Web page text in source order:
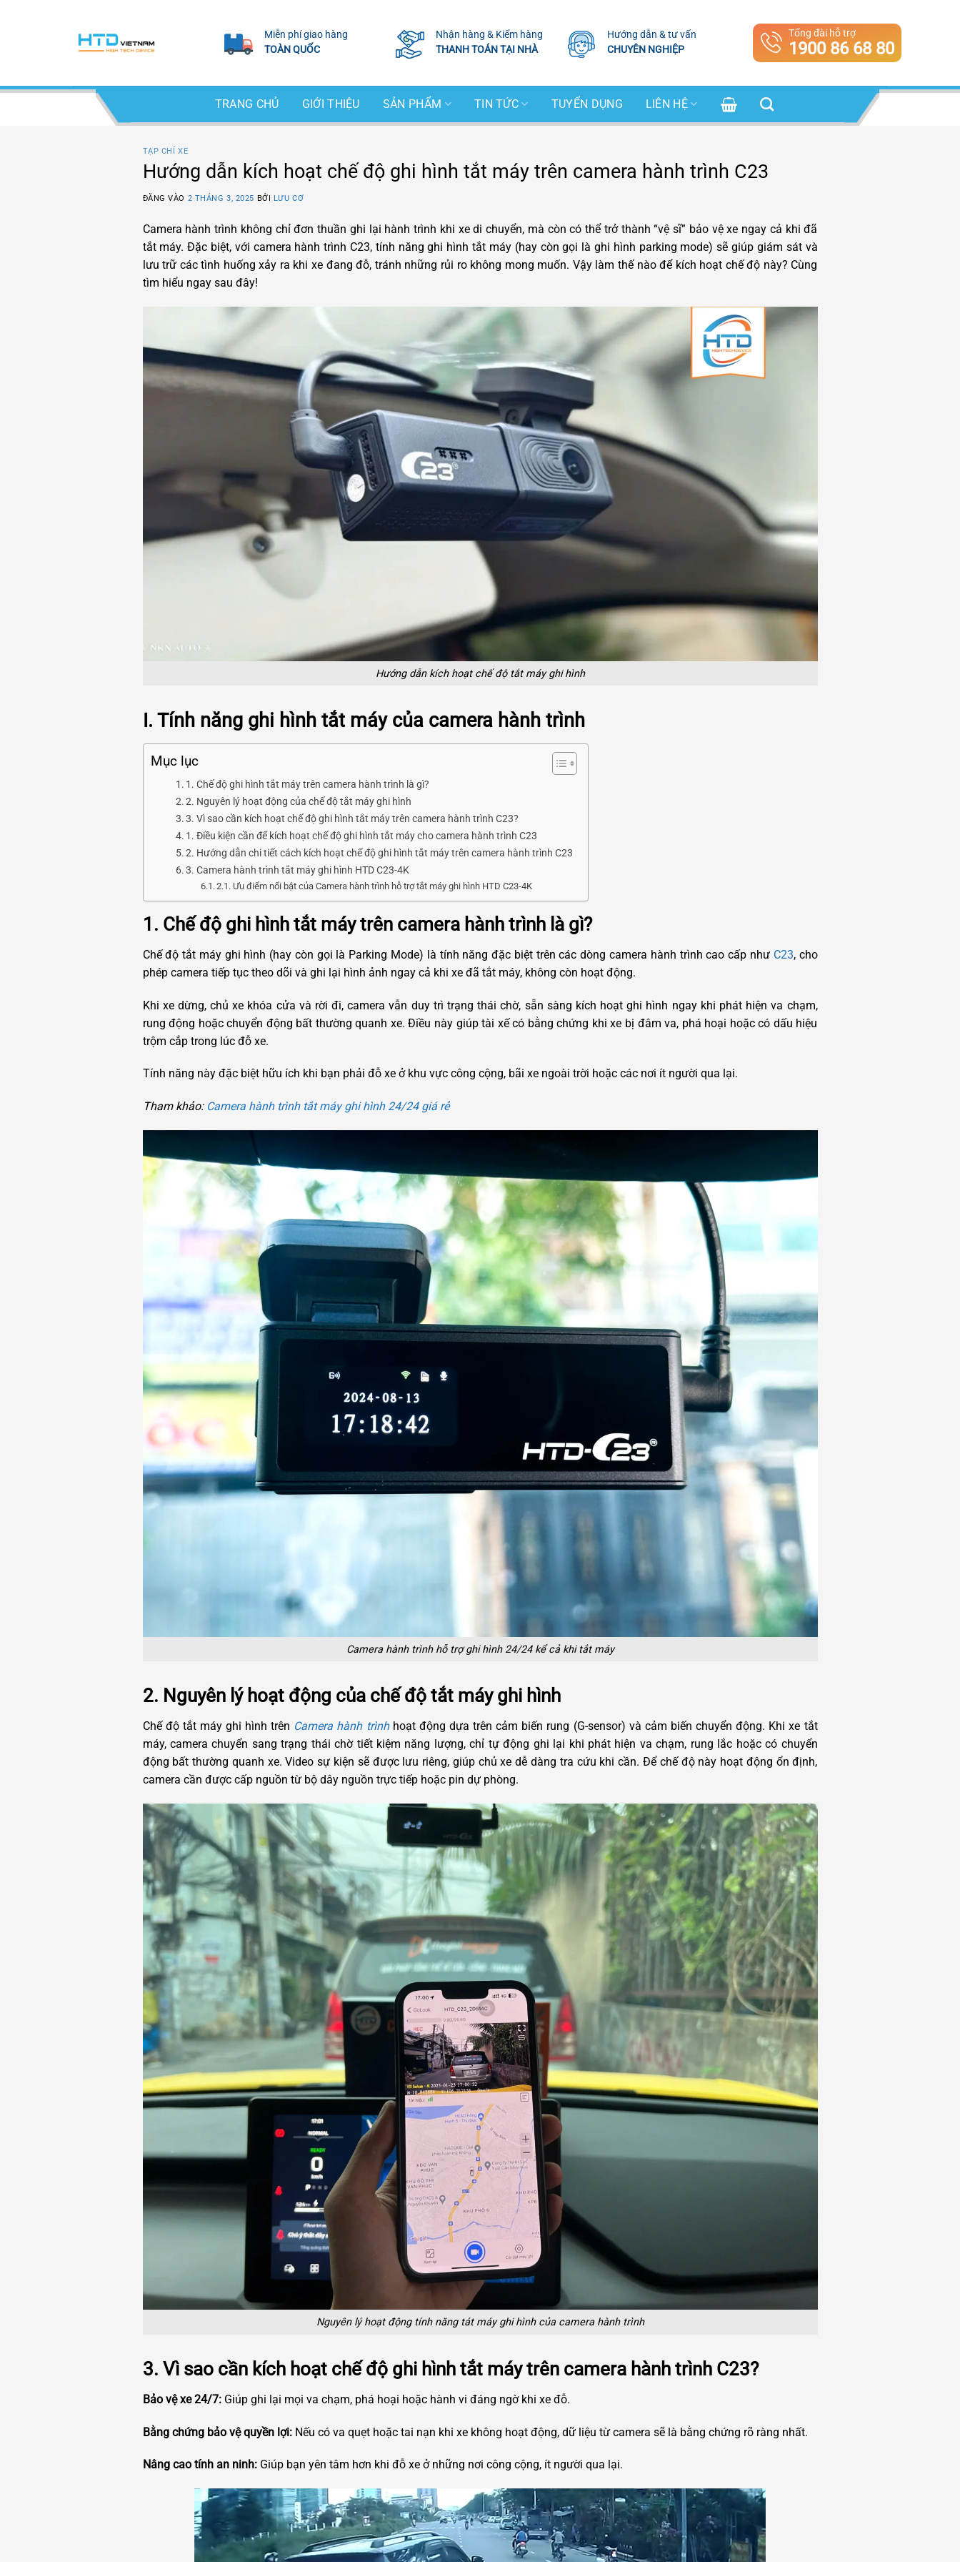
Miễn phí giao hàng
TOÀN QUỐC
Nhận hàng & Kiểm hàng
THANH TOÁN TẠI NHÀ
Hướng dẫn & tư vấn
CHUYÊN NGHIỆP
Tổng đài hỗ trợ
1900 86 68 80
TRANG CHỦ GIỚI THIỆU SẢN PHẨM TIN TỨC TUYỂN DỤNG LIÊN HỆ
TẠP CHÍ XE
Hướng dẫn kích hoạt chế độ ghi hình tắt máy trên camera hành trình C23
ĐĂNG VÀO 2 THÁNG 3, 2025 BỞI LƯU CƠ
Camera hành trình không chỉ đơn thuần ghi lại hành trình khi xe di chuyển, mà còn có thể trở thành “vệ sĩ” bảo vệ xe ngay cả khi đã
tắt máy. Đặc biệt, với camera hành trình C23, tính năng ghi hình tắt máy (hay còn gọi là ghi hình parking mode) sẽ giúp giám sát và
lưu trữ các tình huống xảy ra khi xe đang đỗ, tránh những rủi ro không mong muốn. Vậy làm thế nào để kích hoạt chế độ này? Cùng
tìm hiểu ngay sau đây!
Hướng dẫn kích hoạt chế độ tắt máy ghi hình
I. Tính năng ghi hình tắt máy của camera hành trình
Mục lục
1. Chế độ ghi hình tắt máy trên camera hành trình là gì?
2. Nguyên lý hoạt động của chế độ tắt máy ghi hình
3. Vì sao cần kích hoạt chế độ ghi hình tắt máy trên camera hành trình C23?
1. Điều kiện cần để kích hoạt chế độ ghi hình tắt máy cho camera hành trình C23
2. Hướng dẫn chi tiết cách kích hoạt chế độ ghi hình tắt máy trên camera hành trình C23
3. Camera hành trình tắt máy ghi hình HTD C23-4K
2.1. Ưu điểm nổi bật của Camera hành trình hỗ trợ tắt máy ghi hình HTD C23-4K
1. Chế độ ghi hình tắt máy trên camera hành trình là gì?
Chế độ tắt máy ghi hình (hay còn gọi là Parking Mode) là tính năng đặc biệt trên các dòng camera hành trình cao cấp như C23, cho
phép camera tiếp tục theo dõi và ghi lại hình ảnh ngay cả khi xe đã tắt máy, không còn hoạt động.
Khi xe dừng, chủ xe khóa cửa và rời đi, camera vẫn duy trì trạng thái chờ, sẵn sàng kích hoạt ghi hình ngay khi phát hiện va chạm,
rung động hoặc chuyển động bất thường quanh xe. Điều này giúp tài xế có bằng chứng khi xe bị đâm va, phá hoại hoặc có dấu hiệu
trộm cắp trong lúc đỗ xe.
Tính năng này đặc biệt hữu ích khi bạn phải đỗ xe ở khu vực công cộng, bãi xe ngoài trời hoặc các nơi ít người qua lại.
Tham khảo: Camera hành trình tắt máy ghi hình 24/24 giá rẻ
Camera hành trình hỗ trợ ghi hình 24/24 kể cả khi tắt máy
2. Nguyên lý hoạt động của chế độ tắt máy ghi hình
Chế độ tắt máy ghi hình trên Camera hành trìnhhoạt động dựa trên cảm biến rung (G-sensor) và cảm biến chuyển động. Khi xe tắt
máy, camera chuyển sang trạng thái chờ tiết kiệm năng lượng, chỉ tự động ghi lại khi phát hiện va chạm, rung lắc hoặc có chuyển
động bất thường quanh xe. Video sự kiện sẽ được lưu riêng, giúp chủ xe dễ dàng tra cứu khi cần. Để chế độ này hoạt động ổn định,
camera cần được cấp nguồn từ bộ dây nguồn trực tiếp hoặc pin dự phòng.
Nguyên lý hoạt động tính năng tát máy ghi hình của camera hành trình
3. Vì sao cần kích hoạt chế độ ghi hình tắt máy trên camera hành trình C23?
Bảo vệ xe 24/7:Giúp ghi lại mọi va chạm, phá hoại hoặc hành vi đáng ngờ khi xe đỗ.
Bằng chứng bảo vệ quyền lợi:Nếu có va quẹt hoặc tai nạn khi xe không hoạt động, dữ liệu từ camera sẽ là bằng chứng rõ ràng nhất.
Nâng cao tính an ninh:Giúp bạn yên tâm hơn khi đỗ xe ở những nơi công cộng, ít người qua lại.